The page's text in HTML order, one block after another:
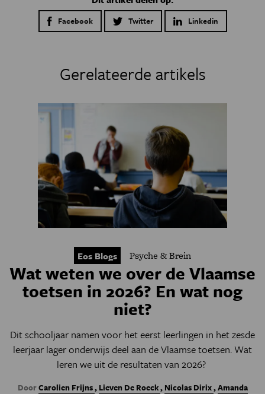
Facebook Twitter Linkedin
Gerelateerde artikels
Eos Blogs Psyche & Brein
Wat weten we over de Vlaamse
toetsen in 2026? En wat nog
niet?
Dit schooljaar namen voor het eerst leerlingen in het zesde
leerjaar lager onderwijs deel aan de Vlaamse toetsen. Wat
leren we uit de resultaten van 2026?
DoorCarolien Frijns, Lieven De Roeck, Nicolas Dirix,Amanda